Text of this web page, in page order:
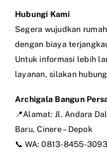
Hubungi Kami
Segera wujudkan
dengan biaya
Untuk informasi lebih
layanan, silakan
Archigala Bangun
📍Alamat: Jl. Andara
Baru, Cinere – Depok
📞 WA: 0813-8455-3093